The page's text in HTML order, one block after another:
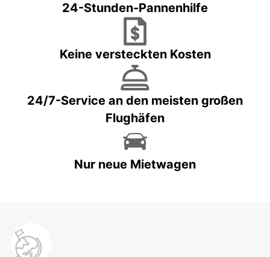
24-Stunden-Pannenhilfe
Keine versteckten Kosten
24/7-Service an den meisten großen
Flughäfen
Nur neue Mietwagen